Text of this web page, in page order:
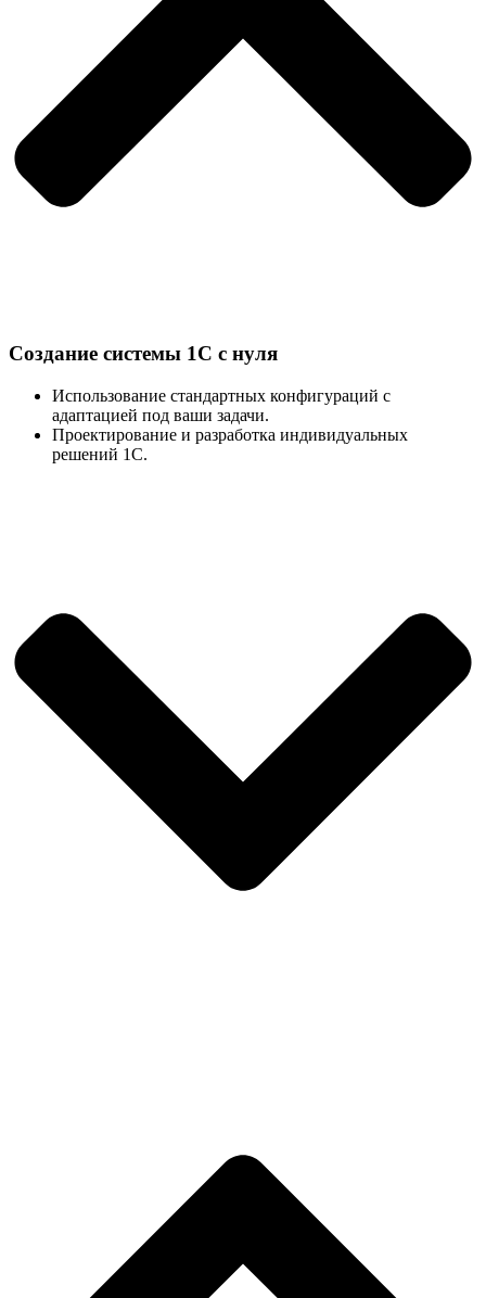
Создание системы 1С с нуля
Использование стандартных конфигураций с
адаптацией под ваши задачи.
Проектирование и разработка индивидуальных
решений 1С.